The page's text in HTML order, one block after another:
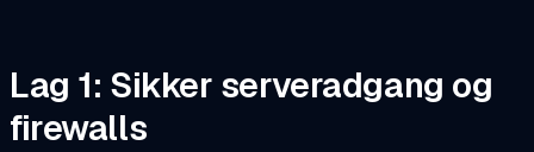
Lag 1: Sikker serveradgang og
firewalls